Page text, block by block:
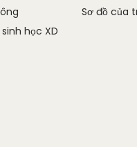
học XD
Sơ đồ của